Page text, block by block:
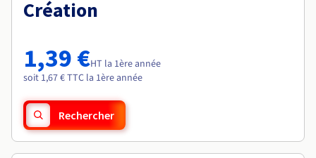
Tarifs
Roadmap & Changelog
Observabilité
Roadmap & Changelog
Roadmap & Changelog
Roadmap & Changelog
Roadmap & Changelog
Création
1,39 €HT la 1ère année
soit 1,67 € TTC la 1ère année
Rechercher